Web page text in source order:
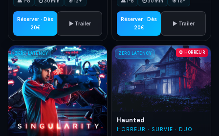
Réserver · Dès
20€
▶ Trailer
recommencer le niveau. Réservé
aux vrais Space Marines.
Réserver · Dès
20€
▶ Trailer
ZERO LATENCY ZERO LATENCY 💀 HORREUR
Haunted
HORREUR · SURVIE · DUO